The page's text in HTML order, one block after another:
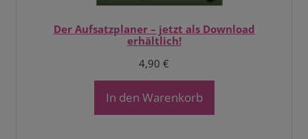
Der Aufsatzplaner – jetzt als Download
erhältlich!
4,90 €
In den Warenkorb